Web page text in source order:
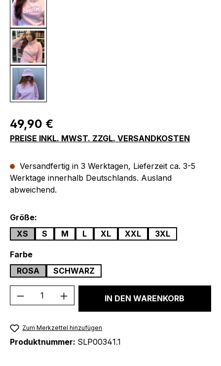
Regulärer Preis:
49,90 €
PREISE INKL. MWST. ZZGL. VERSANDKOSTEN
Versandfertig in 3 Werktagen, Lieferzeit ca. 3-5
Werktage innerhalb Deutschlands. Ausland
abweichend.
Größe:
XS
S M L XL XXL 3XL
Farbeauswählen
ROSA
SCHWARZ
Produkt Anzahl: Gib denIN DEN WARENKORB
Zum Merkzettel hinzufügen
Produktnummer: SLP00341.1